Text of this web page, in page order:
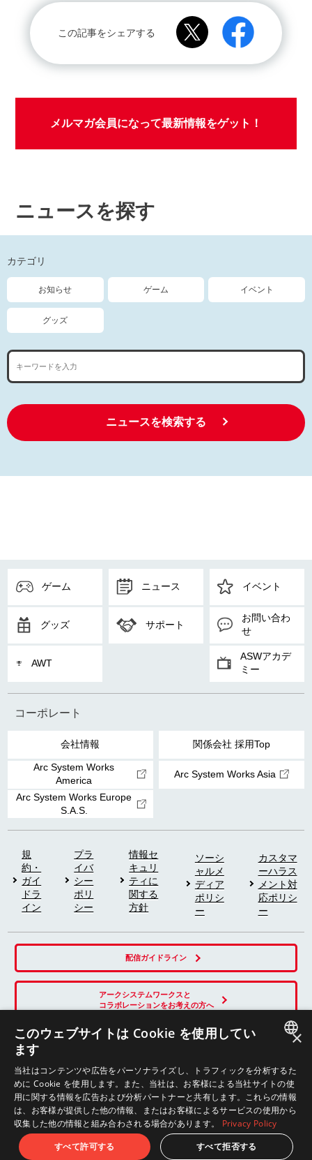
この記事をシェアする
メルマガ会員になって最新情報をゲット！
ニュースを探す
カテゴリ
お知らせ ゲーム イベント
グッズ
ニュースを検索する
ゲーム ニュース イベント
グッズ サポート
お問い合わ
せ
AWT
ASWアカデ
ミー
コーポレート
会社情報 関係会社 採用Top
Arc System Works
America
Arc System Works Asia
Arc System Works Europe
S.A.S.
規
約・
ガイ
ドラ
イン
プラ
イバ
シー
ポリ
シー
情報セ
キュリ
ティに
関する
方針
ソーシ
ャルメ
ディア
ポリシ
ー
カスタマ
ーハラス
メント対
応ポリシ
ー
配信ガイドライン
アークシステムワークスと
コラボレーションをお考えの方へ
SNS
© ARC SYSTEM WORKS
ENGLISH
×
このウェブサイトは Cookie を使用してい
ます
当社はコンテンツや広告をパーソナライズし、トラフィックを分析するた
めに Cookie を使用します。また、当社は、お客様による当社サイトの使
用に関する情報を広告および分析パートナーと共有します。これらの情報
は、お客様が提供した他の情報、またはお客様によるサービスの使用から
収集した他の情報と組み合わされる場合があります。
Privacy Policy
すべて許可する
すべて拒否する